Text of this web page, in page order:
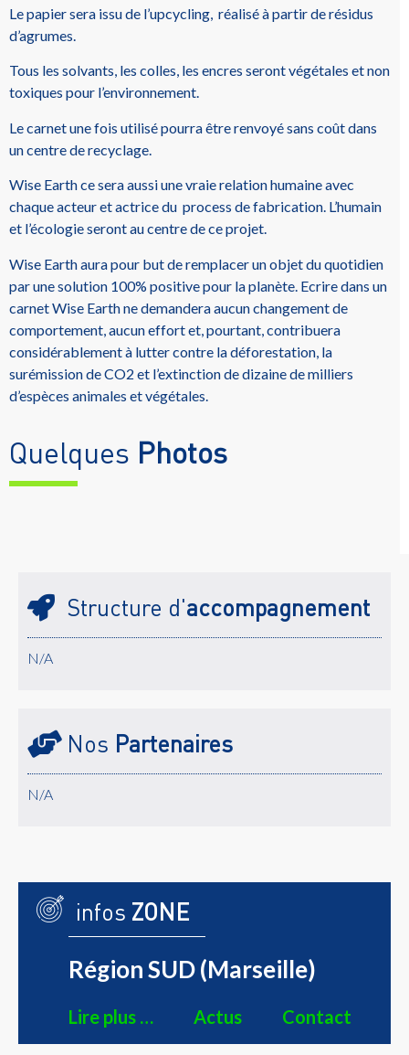
Le papier sera issu de l’upcycling, réalisé à partir de résidus
d’agrumes.
Tous les solvants, les colles, les encres seront végétales et non
toxiques pour l’environnement.
Le carnet une fois utilisé pourra être renvoyé sans coût dans
un centre de recyclage.
Wise Earth ce sera aussi une vraie relation humaine avec
chaque acteur et actrice du process de fabrication. L’humain
et l’écologie seront au centre de ce projet.
Wise Earth aura pour but de remplacer un objet du quotidien
par une solution 100% positive pour la planète. Ecrire dans un
carnet Wise Earth ne demandera aucun changement de
comportement, aucun effort et, pourtant, contribuera
considérablement à lutter contre la déforestation, la
surémission de CO2 et l’extinction de dizaine de milliers
d’espèces animales et végétales.
Quelques Photos
Structure d'accompagnement
N/A
Nos Partenaires
N/A
infos ZONE
Région SUD (Marseille)
Lire plus … Actus Contact